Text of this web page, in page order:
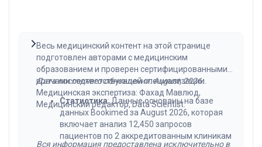
Весь медицинский контент на этой странице
подготовлен авторами с медицинским
образованием и проверен сертифицированными
врачами соответствующей специализации.
Медицинская экспертиза: Фахад Мавлюд,
Медицинский редактор, Data Scientist.
Дата последнего обновления: August, 2026.
Статистика: Данные основаны на базе
данных Bookimed за August 2026, которая
включает анализ 12,450 запросов
пациентов по 2 аккредитованным клиникам
Вся информация предоставлена исключительно в